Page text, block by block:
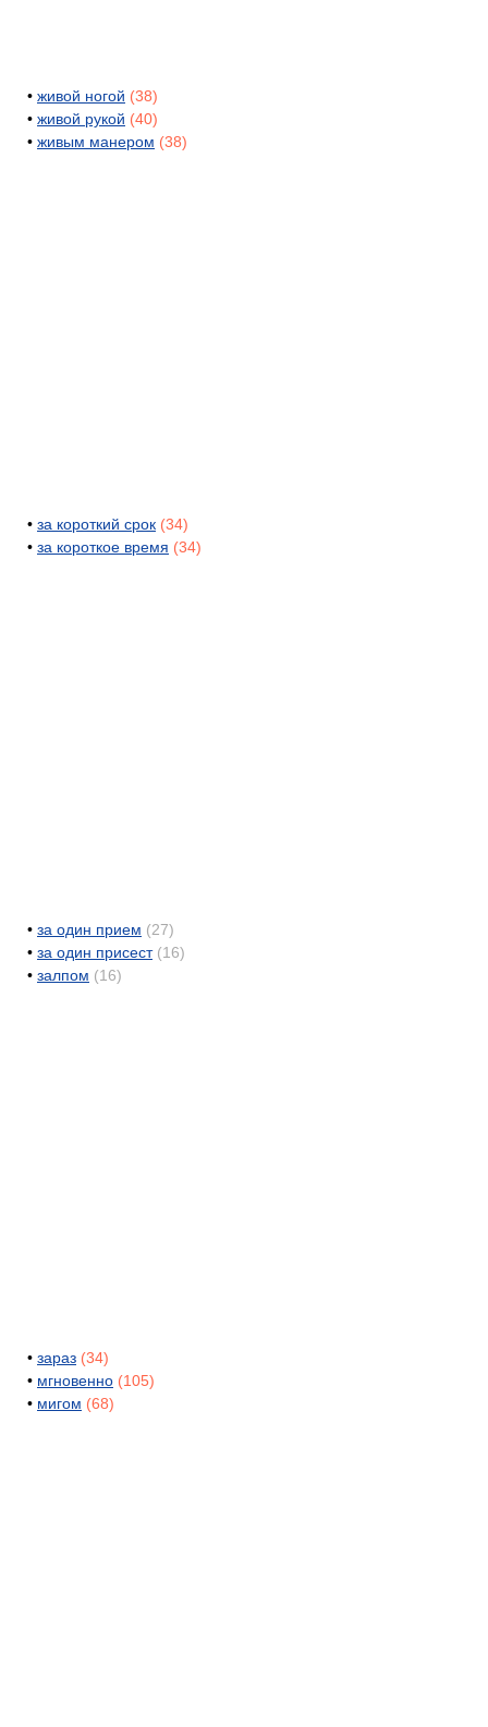
• живой ногой (38)
• живой рукой (40)
• живым манером (38)
• за короткий срок (34)
• за короткое время (34)
• за один прием (27)
• за один присест (16)
• залпом (16)
• зараз (34)
• мгновенно (105)
• мигом (68)